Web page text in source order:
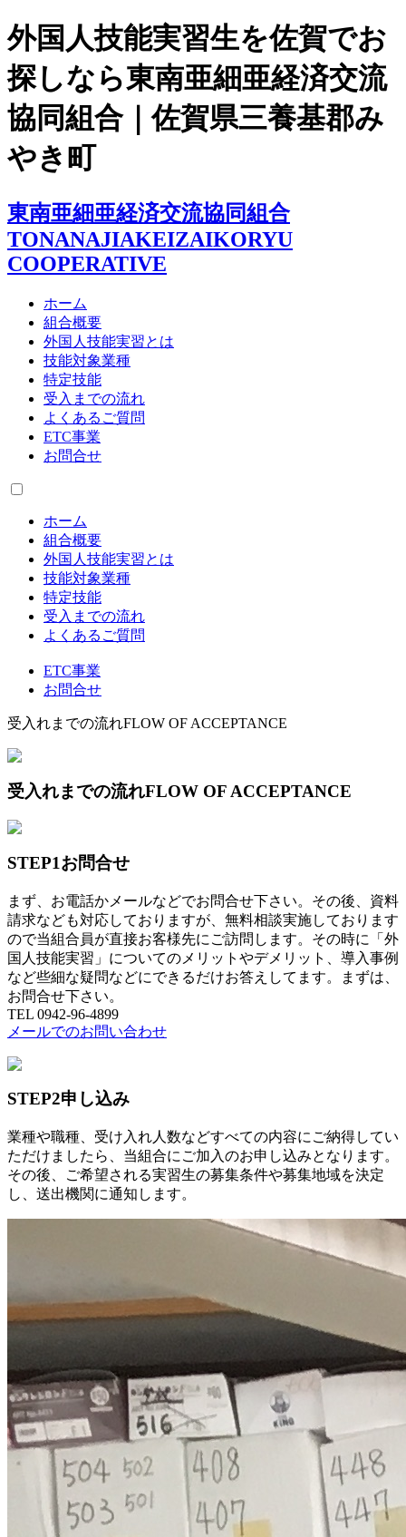
外国人技能実習生を佐賀でお
探しなら東南亜細亜経済交流
協同組合｜佐賀県三養基郡み
やき町
東南亜細亜経済交流協同組合
TONANAJIAKEIZAIKORYU
COOPERATIVE
ホーム
組合概要
外国人技能実習とは
技能対象業種
特定技能
受入までの流れ
よくあるご質問
ETC事業
お問合せ
ホーム
組合概要
外国人技能実習とは
技能対象業種
特定技能
受入までの流れ
よくあるご質問
ETC事業
お問合せ
受入れまでの流れFLOW OF ACCEPTANCE
受入れまでの流れFLOW OF ACCEPTANCE
STEP1お問合せ
まず、お電話かメールなどでお問合せ下さい。その後、資料
請求なども対応しておりますが、無料相談実施しております
ので当組合員が直接お客様先にご訪問します。その時に「外
国人技能実習」についてのメリットやデメリット、導入事例
など些細な疑問などにできるだけお答えしてます。まずは、
お問合せ下さい。
TEL 0942-96-4899
メールでのお問い合わせ
STEP2申し込み
業種や職種、受け入れ人数などすべての内容にご納得してい
ただけましたら、当組合にご加入のお申し込みとなります。
その後、ご希望される実習生の募集条件や募集地域を決定
し、送出機関に通知します。